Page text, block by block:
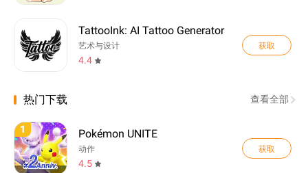
TattooInk: AI Tattoo Generator
艺术与设计
4.4
获取
热门下载 查看全部
1 Pokémon UNITE
动作
4.5
获取